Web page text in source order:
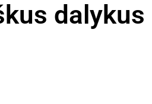
dalykus